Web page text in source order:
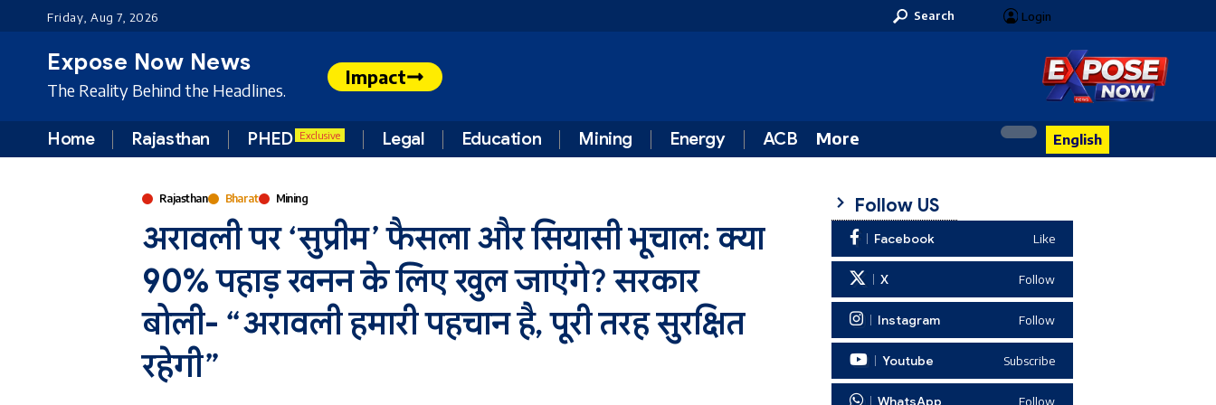
Friday, Aug 7, 2026 Search Login
Expose Now News
The Reality Behind the Headlines.
Impact
Home Rajasthan PHED Exclusive Legal Education Mining Energy ACB More English
Rajasthan Bharat Mining
अरावली पर ‘सुप्रीम’ फैसला और सियासी भूचाल: क्या
90% पहाड़ खनन के लिए खुल जाएंगे? सरकार
बोली- “अरावली हमारी पहचान है, पूरी तरह सुरक्षित
रहेगी”
Follow US
Facebook Like
X Follow
Instagram Follow
Youtube Subscribe
WhatsApp Follow